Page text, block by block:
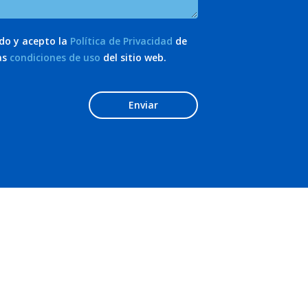
y acepto la Política de Privacidad de
condiciones de uso del sitio web.
Enviar